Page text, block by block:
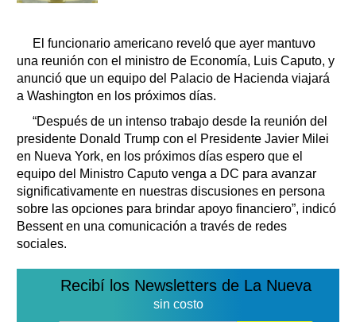
El funcionario americano reveló que ayer mantuvo
una reunión con el ministro de Economía, Luis Caputo, y
anunció que un equipo del Palacio de Hacienda viajará
a Washington en los próximos días.
“Después de un intenso trabajo desde la reunión del
presidente Donald Trump con el Presidente Javier Milei
en Nueva York, en los próximos días espero que el
equipo del Ministro Caputo venga a DC para avanzar
significativamente en nuestras discusiones en persona
sobre las opciones para brindar apoyo financiero”, indicó
Bessent en una comunicación a través de redes
sociales.
Recibí los Newsletters de La Nueva
sin costo